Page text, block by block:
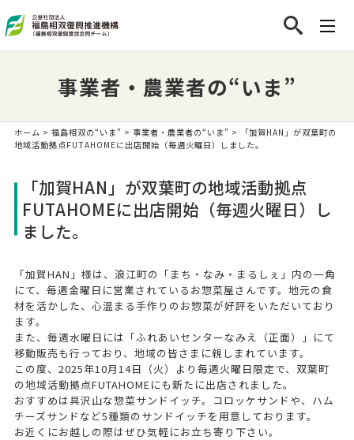
事業者・農業者の“いま”
ホーム > 福島相双の“いま” > 事業者・農業者の“いま” > 「加賀HAN」が双葉町の
地域活動拠点FUTAHOMEに出店開始（毎週火曜日）しました。
「加賀HAN」が双葉町の地域活動拠点
FUTAHOMEに出店開始（毎週火曜日）し
ました。
「加賀HAN」様は、浪江町の「まち・なみ・まるしぇ」内の一角
にて、毎週金曜日に営業されているお惣菜屋さんです。地元の食
材を活かした、心温まる手作りのお惣菜が好評をいただいており
ます。
また、毎週水曜日には「ふれあいセンターなみえ（正面）」にて
移動販売も行っており、地域の皆さまに親しまれています。
この度、2025年10月14日（火）より毎週火曜日限定で、双葉町
の地域活動拠点FUTAHOMEにも新たに出店されました。
おすすめは具沢山な惣菜サンドイッチ。コロッケサンドや、ハム
チーズサンドなど5種類のサンドイッチを用意しております。
お近くにお越しの際はぜひ気軽にお立ち寄り下さい。